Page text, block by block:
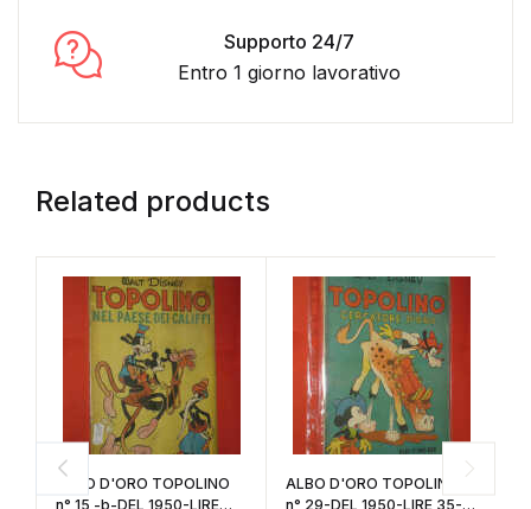
Supporto 24/7
Entro 1 giorno lavorativo
Related products
ALBO D'ORO TOPOLINO
n° 15 -b-DEL 1950-LIRE
ALBO D'ORO TOPOLINO
n° 29-DEL 1950-LIRE 35-